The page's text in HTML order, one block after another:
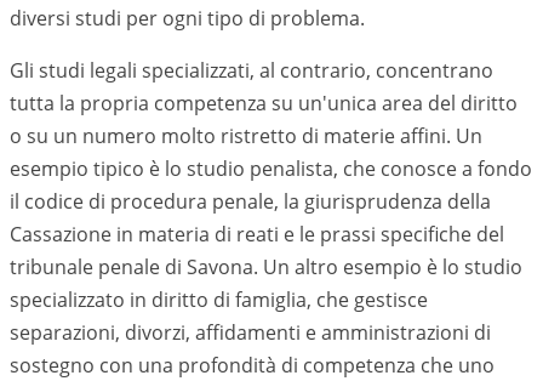
diversi studi per ogni tipo di problema.
Gli studi legali specializzati, al contrario, concentrano
tutta la propria competenza su un'unica area del diritto
o su un numero molto ristretto di materie affini. Un
esempio tipico è lo studio penalista, che conosce a fondo
il codice di procedura penale, la giurisprudenza della
Cassazione in materia di reati e le prassi specifiche del
tribunale penale di Savona. Un altro esempio è lo studio
specializzato in diritto di famiglia, che gestisce
separazioni, divorzi, affidamenti e amministrazioni di
sostegno con una profondità di competenza che uno